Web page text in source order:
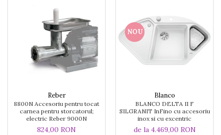
Reber
8800N Accesoriu pentru tocat
carnea pentru storcatorul;
electric Reber 9000N
824,00 RON
NOU
Blanco
BLANCO DELTA II F
SILGRANIT InFino cu accesoriu
inox si cu excentric
de la 4.469,00 RON